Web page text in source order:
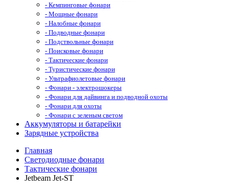
- Кемпинговые фонари
- Мощные фонари
- Налобные фонари
- Подводные фонари
- Подствольные фонари
- Поисковые фонари
- Тактические фонари
- Туристические фонари
- Ультрафиолетовые фонари
- Фонари - электрошокеры
- Фонари для дайвинга и подводной охоты
- Фонари для охоты
- Фонари с зеленым светом
Аккумуляторы и батарейки
Зарядные устройства
Главная
Светодиодные фонари
Тактические фонари
Jetbeam Jet-ST